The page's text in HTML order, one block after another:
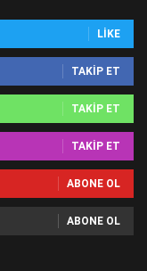
LIKE
TAKIP ET
TAKIP ET
TAKIP ET
ABONE OL
ABONE OL